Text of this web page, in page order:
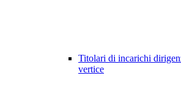
Titolari di incarichi
vertice